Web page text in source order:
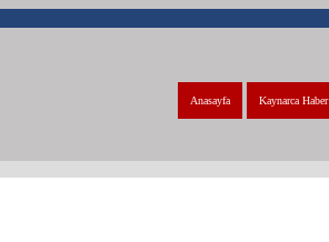
Kaynarca Haber
Anasayfa